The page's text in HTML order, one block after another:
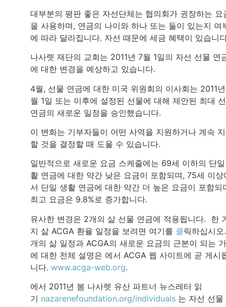
대부분의 평판 좋은 자선단체는 협의회가 권장하는 요
을 사용하며, 연금의 나이와 하나 또는 둘이 있는지 여
에 따라 달라집니다. 자선 때문에 세금 혜택이 있습니
나사렛 재단의 교회는 2011년 7월 1일의 자선 선물 연
에 대한 변경을 예상하고 있습니다.
4월, 선물 연금에 대한 미국 위원회의 이사회는 2011
월 1일 또는 이후에 설정된 선물에 대해 제안된 최대
연금의 새로운 일정을 승인했습니다.
이 변화는 기부자들이 어떤 사역을 지원하거나 계속
할 것을 결정할 때 도울 수 있습니다.
일반적으로 새로운 요금 스케줄에는 69세 이하의 단
활 연금에 대한 약간 낮은 요금이 포함되며, 75세 이상
서 단일 생활 연금에 대한 약간 더 높은 요금이 포함되
최고 요금은 9.8%로 증가합니다.
유사한 변경은 2개의 삶 선물 연금에 적용됩니다. 한
지 삶 ACGA 환율 일정을 보려면 여기를 클릭하십시
개의 삶 일정과 ACGA의 새로운 요금의 근본이 되는
에 대한 전체 설명은 에서 ACGA 웹 사이트에 곧 게시
니다. www.acga-web.org.
에서 2011년 봄 나사렛 유산 파트너 뉴스레터 읽
기 nazarenefoundation.org/individuals 는 자선 선물